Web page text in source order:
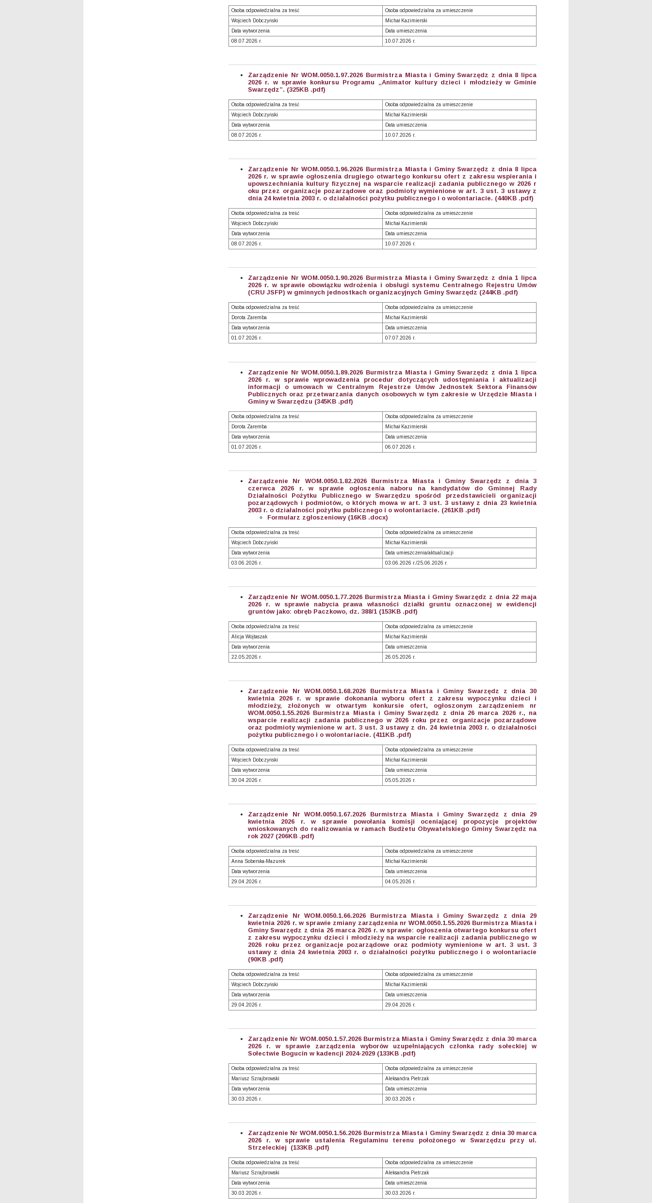
Osoba odpowiedzialna za treść
Osoba odpowiedzialna za umieszczenie
Wojciech Dobczyński
Michał Kazimierski
Data wytworzenia
Data umieszczenia
08.07.2026 r.
10.07.2026 r.
Zarządzenie Nr WOM.0050.1.97.2026 Burmistrza Miasta i Gminy Swarzędz z dnia 8 lipca
2026 r. w sprawie konkursu Programu „Animator kultury dzieci i młodzieży w Gminie
Swarzędz”. (325KB .pdf)
Osoba odpowiedzialna za treść
Osoba odpowiedzialna za umieszczenie
Wojciech Dobczyński
Michał Kazimierski
Data wytworzenia
Data umieszczenia
08.07.2026 r.
10.07.2026 r.
Zarządzenie Nr WOM.0050.1.96.2026 Burmistrza Miasta i Gminy Swarzędz z dnia 8 lipca
2026 r. w sprawie ogłoszenia drugiego otwartego konkursu ofert z zakresu wspierania i
upowszechniania kultury fizycznej na wsparcie realizacji zadania publicznego w 2026 r
oku przez organizacje pozarządowe oraz podmioty wymienione w art. 3 ust. 3 ustawy z
dnia 24 kwietnia 2003 r. o działalności pożytku publicznego i o wolontariacie. (440KB .pdf)
Osoba odpowiedzialna za treść
Osoba odpowiedzialna za umieszczenie
Wojciech Dobczyński
Michał Kazimierski
Data wytworzenia
Data umieszczenia
08.07.2026 r.
10.07.2026 r.
Zarządzenie Nr WOM.0050.1.90.2026 Burmistrza Miasta i Gminy Swarzędz z dnia 1 lipca
2026 r. w sprawie obowiązku wdrożenia i obsługi systemu Centralnego Rejestru Umów
(CRU JSFP) w gminnych jednostkach organizacyjnych Gminy Swarzędz (244KB .pdf)
Osoba odpowiedzialna za treść
Osoba odpowiedzialna za umieszczenie
Dorota Zaremba
Michał Kazimierski
Data wytworzenia
Data umieszczenia
01.07.2026 r.
07.07.2026 r.
Zarządzenie Nr WOM.0050.1.89.2026 Burmistrza Miasta i Gminy Swarzędz z dnia 1 lipca
2026 r. w sprawie wprowadzenia procedur dotyczących udostępniania i aktualizacji
informacji o umowach w Centralnym Rejestrze Umów Jednostek Sektora Finansów
Publicznych oraz przetwarzania danych osobowych w tym zakresie w Urzędzie Miasta i
Gminy w Swarzędzu (345KB .pdf)
Osoba odpowiedzialna za treść
Osoba odpowiedzialna za umieszczenie
Dorota Zaremba
Michał Kazimierski
Data wytworzenia
Data umieszczenia
01.07.2026 r.
06.07.2026 r.
Zarządzenie Nr WOM.0050.1.82.2026 Burmistrza Miasta i Gminy Swarzędz z dnia 3
czerwca 2026 r. w sprawie ogłoszenia naboru na kandydatów do Gminnej Rady
Działalności Pożytku Publicznego w Swarzędzu spośród przedstawicieli organizacji
pozarządowych i podmiotów, o których mowa w art. 3 ust. 3 ustawy z dnia 23 kwietnia
2003 r. o działalności pożytku publicznego i o wolontariacie. (261KB .pdf)
Formularz zgłoszeniowy (16KB .docx)
Osoba odpowiedzialna za treść
Osoba odpowiedzialna za umieszczenie
Wojciech Dobczyński
Michał Kazimierski
Data wytworzenia
Data umieszczenia/aktualizacji
03.06.2026 r.
03.06.2026 r./25.06.2026 r.
Zarządzenie Nr WOM.0050.1.77.2026 Burmistrza Miasta i Gminy Swarzędz z dnia 22 maja
2026 r. w sprawie nabycia prawa własności działki gruntu oznaczonej w ewidencji
gruntów jako: obręb Paczkowo, dz. 388/1 (153KB .pdf)
Osoba odpowiedzialna za treść
Osoba odpowiedzialna za umieszczenie
Alicja Wojtaszak
Michał Kazimierski
Data wytworzenia
Data umieszczenia
22.05.2026 r.
26.05.2026 r.
Zarządzenie Nr WOM.0050.1.68.2026 Burmistrza Miasta i Gminy Swarzędz z dnia 30
kwietnia 2026 r. w sprawie dokonania wyboru ofert z zakresu wypoczynku dzieci i
młodzieży, złożonych w otwartym konkursie ofert, ogłoszonym zarządzeniem nr
WOM.0050.1.55.2026 Burmistrza Miasta i Gminy Swarzędz z dnia 26 marca 2026 r., na
wsparcie realizacji zadania publicznego w 2026 roku przez organizacje pozarządowe
oraz podmioty wymienione w art. 3 ust. 3 ustawy z dn. 24 kwietnia 2003 r. o działalności
pożytku publicznego i o wolontariacie. (411KB .pdf)
Osoba odpowiedzialna za treść
Osoba odpowiedzialna za umieszczenie
Wojciech Dobczyński
Michał Kazimierski
Data wytworzenia
Data umieszczenia
30.04.2026 r.
05.05.2026 r.
Zarządzenie Nr WOM.0050.1.67.2026 Burmistrza Miasta i Gminy Swarzędz z dnia 29
kwietnia 2026 r. w sprawie powołania komisji oceniającej propozycje projektów
wnioskowanych do realizowania w ramach Budżetu Obywatelskiego Gminy Swarzędz na
rok 2027 (206KB .pdf)
Osoba odpowiedzialna za treść
Osoba odpowiedzialna za umieszczenie
Anna Soberska-Mazurek
Michał Kazimierski
Data wytworzenia
Data umieszczenia
29.04.2026 r.
04.05.2026 r.
Zarządzenie Nr WOM.0050.1.66.2026 Burmistrza Miasta i Gminy Swarzędz z dnia 29
kwietnia 2026 r. w sprawie zmiany zarządzenia nr WOM.0050.1.55.2026 Burmistrza Miasta i
Gminy Swarzędz z dnia 26 marca 2026 r. w sprawie: ogłoszenia otwartego konkursu ofert
z zakresu wypoczynku dzieci i młodzieży na wsparcie realizacji zadania publicznego w
2026 roku przez organizacje pozarządowe oraz podmioty wymienione w art. 3 ust. 3
ustawy z dnia 24 kwietnia 2003 r. o działalności pożytku publicznego i o wolontariacie
(90KB .pdf)
Osoba odpowiedzialna za treść
Osoba odpowiedzialna za umieszczenie
Wojciech Dobczyński
Michał Kazimierski
Data wytworzenia
Data umieszczenia
29.04.2026 r.
29.04.2026 r.
Zarządzenie Nr WOM.0050.1.57.2026 Burmistrza Miasta i Gminy Swarzędz z dnia 30 marca
2026 r. w sprawie zarządzenia wyborów uzupełniających członka rady sołeckiej w
Sołectwie Bogucin w kadencji 2024-2029 (133KB .pdf)
Osoba odpowiedzialna za treść
Osoba odpowiedzialna za umieszczenie
Mariusz Szrajbrowski
Aleksandra Pietrzak
Data wytworzenia
Data umieszczenia
30.03.2026 r.
30.03.2026 r.
Zarządzenie Nr WOM.0050.1.56.2026 Burmistrza Miasta i Gminy Swarzędz z dnia 30 marca
2026 r. w sprawie ustalenia Regulaminu terenu położonego w Swarzędzu przy ul.
Strzeleckiej (133KB .pdf)
Osoba odpowiedzialna za treść
Osoba odpowiedzialna za umieszczenie
Mariusz Szrajbrowski
Aleksandra Pietrzak
Data wytworzenia
Data umieszczenia
30.03.2026 r.
30.03.2026 r.